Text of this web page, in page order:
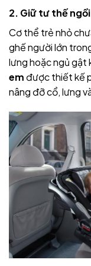
2. Giữ tư thế
Cơ thể trẻ nhỏ
ghế người lớn
lưng hoặc ngủ gật
em được thiết kế
nâng đỡ cổ, lưng